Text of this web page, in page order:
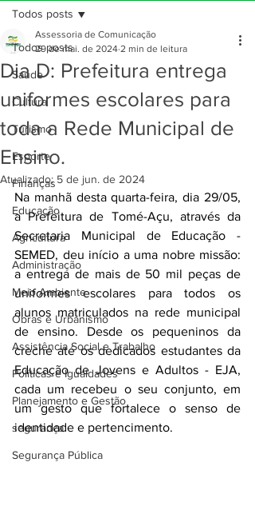
Todos posts
Saúde
Cultura
Turismo
Esporte
Finanças
Educação
Agricultura
Administração
Meio Ambiente
Obras e Urbanismo
Assistência Social e Trabalho
Políticas e Igualdades
Planejamento e Gestão
segurança
Segurança Pública
Todos posts
Dia D: Prefeitura entrega
uniformes escolares para
toda a Rede Municipal de
Ensino.
Assessoria de Comunicação
29 de mai. de 2024 2 min de leitura
Atualizado:5 de jun. de 2024
Na manhã desta quarta-feira, dia 29/05,
a Prefeitura de Tomé-Açu, através da
Secretaria Municipal de Educação -
SEMED, deu início a uma nobre missão:
a entrega de mais de 50 mil peças de
uniformes escolares para todos os
alunos matriculados na rede municipal
de ensino. Desde os pequeninos da
creche até os dedicados estudantes da
Educação de Jovens e Adultos - EJA,
cada um recebeu o seu conjunto, em
um gesto que fortalece o senso de
identidade e pertencimento.